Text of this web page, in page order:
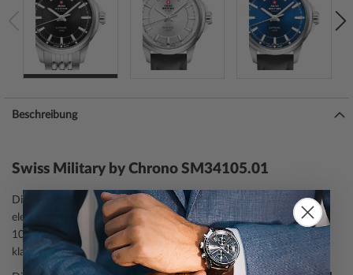
Beschreibung
Swiss Military by Chrono SM34105.01
Die Swiss Military by ChronoDamenuhrSM34105.01 ist ein
eleganter Begleiter aus der Modell-Serie Klassik Saphirglas 28mm
10ATM. Eine perfekte Wahl, wenn Sie einen Zeitmesser mit einem
klassischen Look suchen.